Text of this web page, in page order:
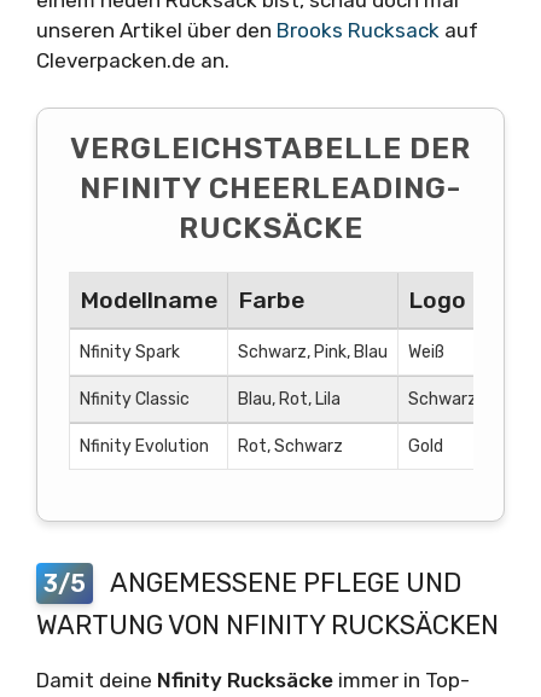
unseren Artikel über den Brooks Rucksack auf
Cleverpacken.de an.
VERGLEICHSTABELLE DER
NFINITY CHEERLEADING-
RUCKSÄCKE
Modellname Farbe Logo Farbe
Nfinity Spark Schwarz, Pink, Blau Weiß
Nfinity Classic Blau, Rot, Lila Schwarz
Nfinity Evolution Rot, Schwarz Gold
3/5
ANGEMESSENE PFLEGE UND
WARTUNG VON NFINITY RUCKSÄCKEN
Damit deine Nfinity Rucksäcke immer in Top-